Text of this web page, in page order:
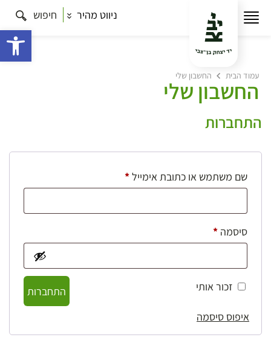
ניווט מהיר חיפוש
עמוד הבית החשבון שלי
החשבון שלי
התחברות
שם משתמש או כתובת אימייל*חובה
סיסמה *חובה
זכור אותי
התחברות
איפוס סיסמה